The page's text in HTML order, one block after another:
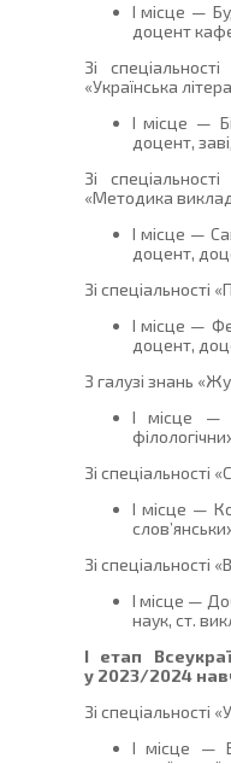
І місце —
доцент
Зі
«Українська
І місце —
доцент,
Зі
«Методика
І місце —
доцент,
Зі спеціальності
І місце —
доцент,
З галузі знань
І місце —
Зі спеціальності
І місце —
Зі спеціальності
І місце —
наук, ст.
І етап
у 2023/2024
Зі спеціальності
І місце —